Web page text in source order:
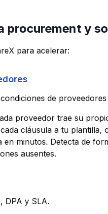
procurement y
para acelerar:
de
proveedor trae su
cláusula a tu
minutos. Detecta de
ausentes.
DPA y SLA.